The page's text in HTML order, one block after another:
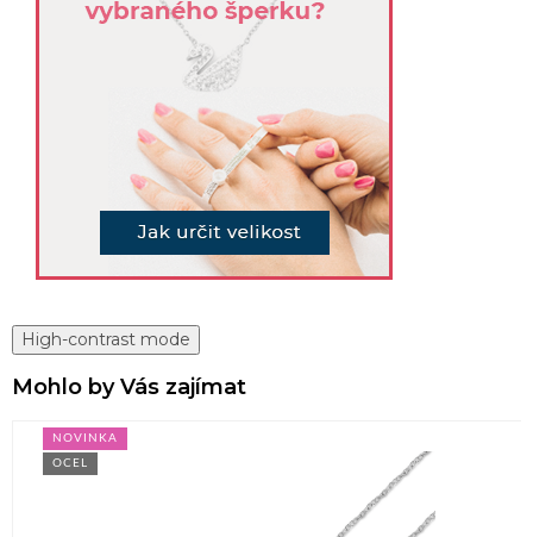
High-contrast mode
Mohlo by Vás zajímat
NOVINKA
OCEL